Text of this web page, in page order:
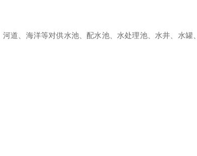
道、海洋等对供水池、配水池、水处理池、水井、水罐、